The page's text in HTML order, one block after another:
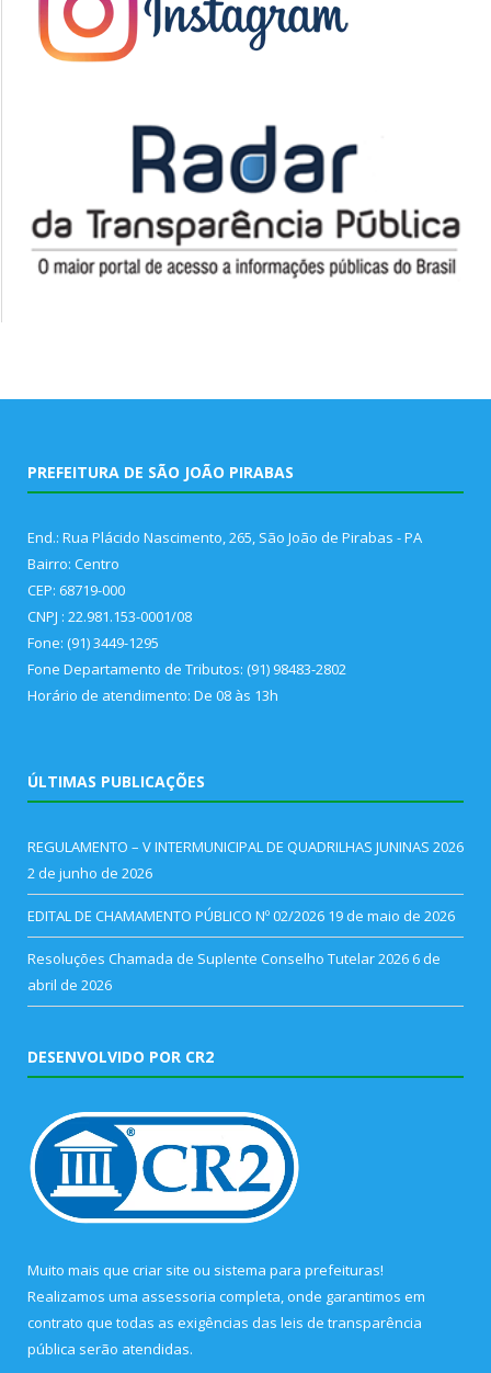
PREFEITURA DE SÃO JOÃO PIRABAS
End.: Rua Plácido Nascimento, 265, São João de Pirabas - PA
Bairro: Centro
CEP: 68719-000
CNPJ : 22.981.153-0001/08
Fone: (91) 3449-1295
Fone Departamento de Tributos: (91) 98483-2802
Horário de atendimento: De 08 às 13h
ÚLTIMAS PUBLICAÇÕES
REGULAMENTO – V INTERMUNICIPAL DE QUADRILHAS JUNINAS 2026
2 de junho de 2026
EDITAL DE CHAMAMENTO PÚBLICO Nº 02/2026 19 de maio de 2026
Resoluções Chamada de Suplente Conselho Tutelar 2026 6 de
abril de 2026
DESENVOLVIDO POR CR2
Muito mais que criar site ou sistema para prefeituras!
Realizamos uma assessoria completa, onde garantimos em
contrato que todas as exigências das leis de transparência
pública serão atendidas.